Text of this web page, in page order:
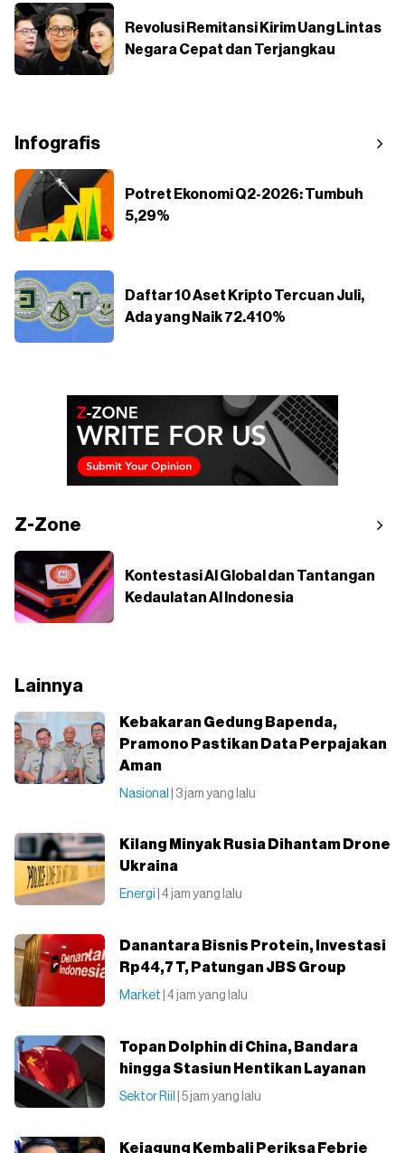
Revolusi Remitansi Kirim Uang Lintas
Negara Cepat dan Terjangkau
Infografis
Potret Ekonomi Q2-2026: Tumbuh
5,29%
Daftar 10 Aset Kripto Tercuan Juli,
Ada yang Naik 72.410%
Z-Zone
Kontestasi AI Global dan Tantangan
Kedaulatan AI Indonesia
Lainnya
Kebakaran Gedung Bapenda,
Pramono Pastikan Data Perpajakan
Aman
Nasional | 3 jam yang lalu
Kilang Minyak Rusia Dihantam Drone
Ukraina
Energi | 4 jam yang lalu
Danantara Bisnis Protein, Investasi
Rp44,7 T, Patungan JBS Group
Market | 4 jam yang lalu
Topan Dolphin di China, Bandara
hingga Stasiun Hentikan Layanan
Sektor Riil | 5 jam yang lalu
Kejagung Kembali Periksa Febrie